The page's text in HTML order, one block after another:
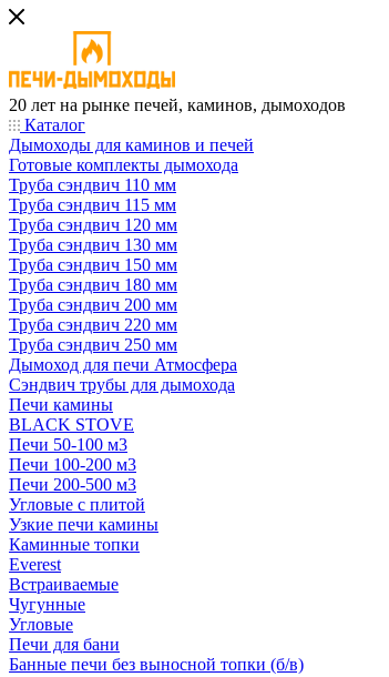
20 лет на рынке печей, каминов, дымоходов
Каталог
Дымоходы для каминов и печей
Готовые комплекты дымохода
Труба сэндвич 110 мм
Труба сэндвич 115 мм
Труба сэндвич 120 мм
Труба сэндвич 130 мм
Труба сэндвич 150 мм
Труба сэндвич 180 мм
Труба сэндвич 200 мм
Труба сэндвич 220 мм
Труба сэндвич 250 мм
Дымоход для печи Атмосфера
Сэндвич трубы для дымохода
Печи камины
BLACK STOVE
Печи 50-100 м3
Печи 100-200 м3
Печи 200-500 м3
Угловые с плитой
Узкие печи камины
Каминные топки
Everest
Встраиваемые
Чугунные
Угловые
Печи для бани
Банные печи без выносной топки (б/в)